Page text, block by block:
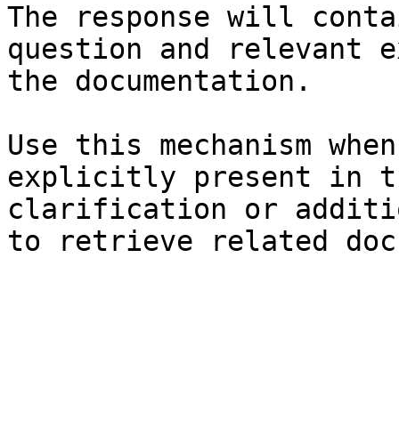
The response will
question and relevant
the documentation.
Use this mechanism
explicitly present in
clarification or